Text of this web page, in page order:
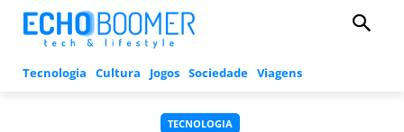
Tecnologia Cultura Jogos Sociedade Viagens
TECNOLOGIA